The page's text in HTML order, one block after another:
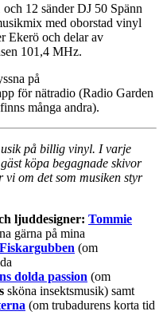
12 sänder DJ 50 Spänn
med oborstad vinyl
Ekerö och delar av
101,4 MHz.
på
för nätradio (Radio Garden
många andra).
på billig vinyl. I varje
köpa begagnade skivor
om det som musiken styr
ljuddesigner: Tommie
gärna på mina
(om
dolda passion (om
sköna insektsmusik) samt
(om trubadurens korta tid